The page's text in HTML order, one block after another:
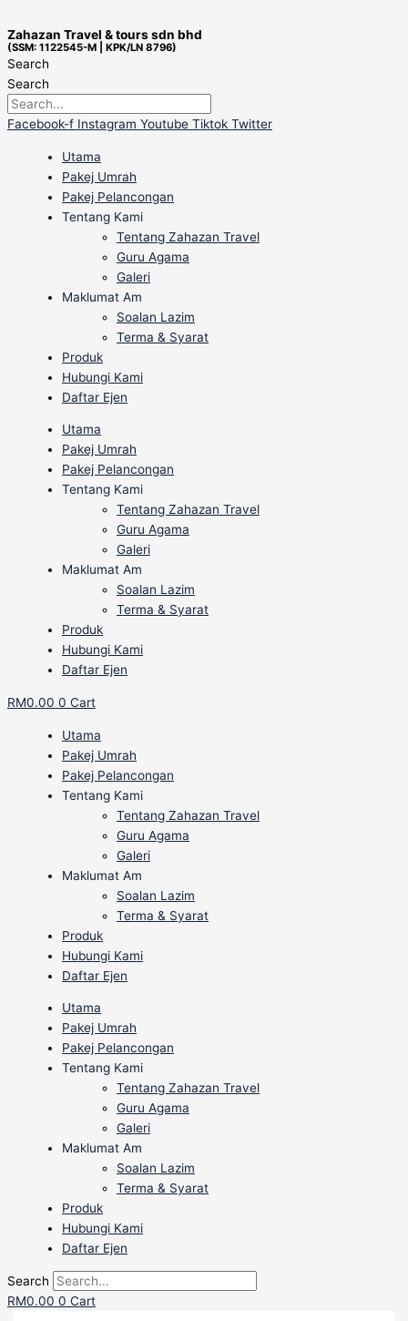
to
content
Zahazan Travel & tours sdn bhd
(SSM: 1122545-M | KPK/LN 8796)
Search
Search
Facebook-f Instagram Youtube Tiktok Twitter
Utama
Pakej Umrah
Pakej Pelancongan
Tentang Kami
Tentang Zahazan Travel
Guru Agama
Galeri
Maklumat Am
Soalan Lazim
Terma & Syarat
Produk
Hubungi Kami
Daftar Ejen
Utama
Pakej Umrah
Pakej Pelancongan
Tentang Kami
Tentang Zahazan Travel
Guru Agama
Galeri
Maklumat Am
Soalan Lazim
Terma & Syarat
Produk
Hubungi Kami
Daftar Ejen
RM0.00 0 Cart
Utama
Pakej Umrah
Pakej Pelancongan
Tentang Kami
Tentang Zahazan Travel
Guru Agama
Galeri
Maklumat Am
Soalan Lazim
Terma & Syarat
Produk
Hubungi Kami
Daftar Ejen
Utama
Pakej Umrah
Pakej Pelancongan
Tentang Kami
Tentang Zahazan Travel
Guru Agama
Galeri
Maklumat Am
Soalan Lazim
Terma & Syarat
Produk
Hubungi Kami
Daftar Ejen
Search
RM0.00 0 Cart
for: